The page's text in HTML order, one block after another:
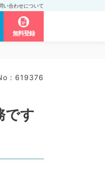
い合わせについて
無料登録
: 619376
です